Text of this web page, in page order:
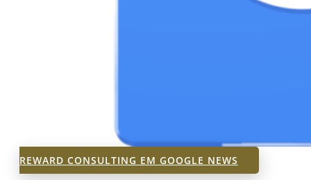
REWARD CONSULTING EM GOOGLE NEWS